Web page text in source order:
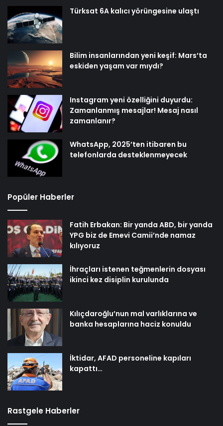
Türksat 6A kalıcı yörüngesine ulaştı
Bilim insanlarından yeni keşif: Mars’ta
eskiden yaşam var mıydı?
Instagram yeni özelliğini duyurdu:
Zamanlanmış mesajlar! Mesaj nasıl
zamanlanır?
WhatsApp, 2025’ten itibaren bu
telefonlarda desteklenmeyecek
Popüler Haberler
Fatih Erbakan: Bir yanda ABD, bir yanda
YPG biz de Emevi Camii’nde namaz
kılıyoruz
İhraçları istenen teğmenlerin dosyası
ikinci kez disiplin kurulunda
Kılıçdaroğlu’nun mal varlıklarına ve
banka hesaplarına haciz konuldu
İktidar, AFAD personeline kapıları
kapattı…
Rastgele Haberler